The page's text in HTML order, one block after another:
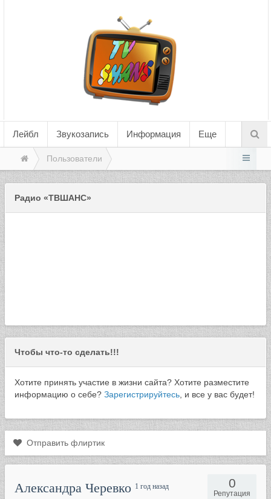
Лейбл Звукозапись Информация Еще
Пользователи
Радио «ТВШАНС»
Чтобы что-то сделать!!!
Хотите принять участие в жизни сайта? Хотите разместите
информацию о себе? Зарегистрируйтесь , и все у вас будет!
Отправить флиртик
Александра Черевко 1 год назад 0
Репутация